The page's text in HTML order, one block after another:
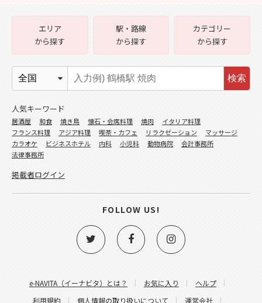
e-NAVITA（イーナビタ）とは？ お気に入り
ヘルプ
利用規約
個人情報の取り扱いについて 運営会社
エリア
から探す
駅・路線
から探す
カテゴリー
から探す
検索
人気キーワード
居酒屋 和食 焼き鳥 懐石・会席料理 焼肉
イタリア料理
フランス料理
アジア料理 喫茶・カフェ リラクゼーション
マッサージ
カラオケ
ビジネスホテル 内科 小児科 動物病院
会計事務所
法律事務所
掲載者ログイン
FOLLOW US!